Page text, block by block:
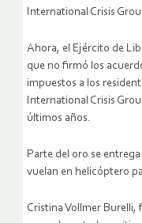
International Crisis
Ahora, el Ejército de
que no firmó los
impuestos a los
International Crisis
últimos años.
Parte del oro se
vuelan en helicóptero
Cristina Vollmer Burelli,